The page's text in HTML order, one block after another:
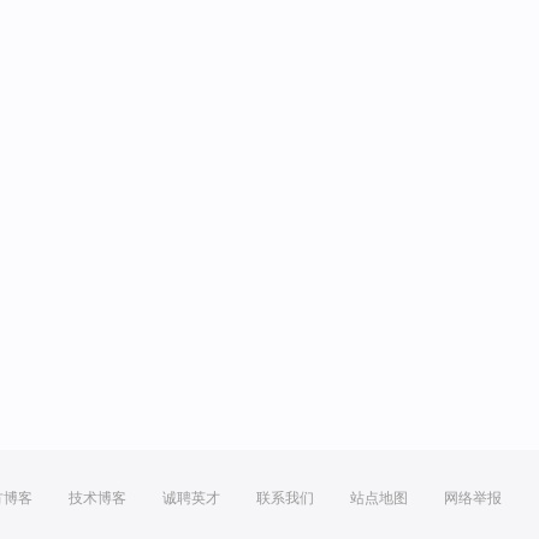
博客 技术博客 诚聘英才 联系我们 站点地图 网络举报